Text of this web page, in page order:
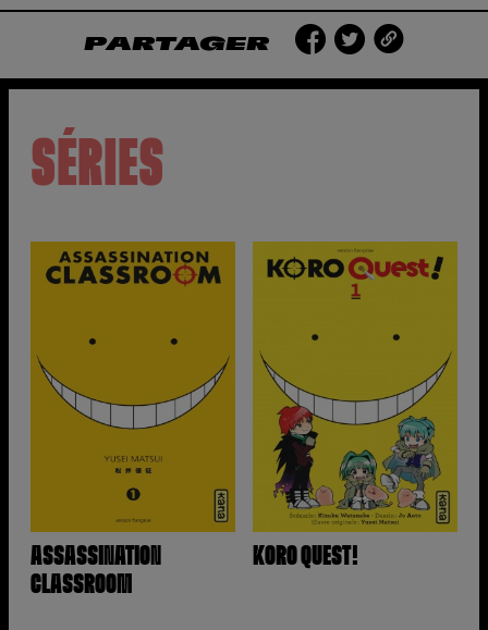
PARTAGER
SÉRIES
ASSASSINATION
CLASSROOM
KORO QUEST!